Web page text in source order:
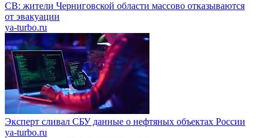
СВ: жители Черниговской области массово отказываются
от эвакуации
ya-turbo.ru
Эксперт сливал СБУ данные о нефтяных объектах России
ya-turbo.ru